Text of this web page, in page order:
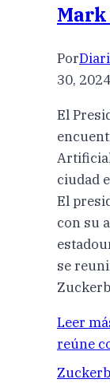
Por
30, 2024
El
ciudad
El
con su
se
Leer
reúne